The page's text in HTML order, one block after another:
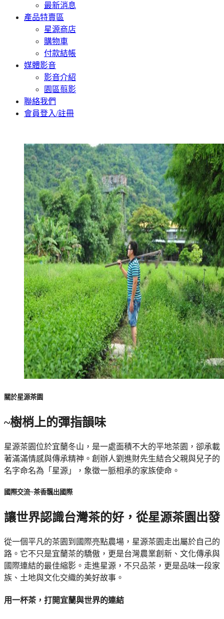
最新消息
產品特賣區
星源商店
購物車
付款結帳
媒體影音
影音介紹
園區翦影
聯絡我們
會員登入/註冊
關於星源茶園
~樹梢上的彈指韻味
星源茶園位於宜蘭冬山，是一處面積不大的平地茶園，卻承載
著滿滿情感與傳承精神。創辦人劉進財先生結合父親與兒子的
名字命名為「星源」，象徵一脈相承的家族使命。
國際交流~茶香飄出國際
讓世界認識台灣茶的好，從星源茶園出發
從一個平凡的茶園到國際亮點農場，星源茶園走出屬於自己的
路。它不只是宜蘭茶的驕傲，更是台灣農業創新、文化傳承與
國際連結的最佳縮影。走進星源，不只品茶，更是品味一段家
族、土地與文化交織的美好故事。
用一杯茶，打開宜蘭與世界的連結